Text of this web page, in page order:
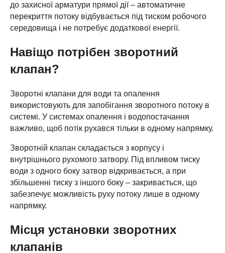
до захисної арматури прямої дії – автоматичне
перекриття потоку відбувається під тиском робочого
середовища і не потребує додаткової енергії.
Навіщо потрібен зворотний
клапан?
Зворотні клапани для води та опалення
використовують для запобігання зворотного потоку в
системі. У системах опалення і водопостачання
важливо, щоб потік рухався тільки в одному напрямку.
Зворотній клапан складається з корпусу і
внутрішнього рухомого затвору. Під впливом тиску
води з одного боку затвор відкривається, а при
збільшенні тиску з іншого боку – закривається, що
забезпечує можливість руху потоку лише в одному
напрямку.
Місця установки зворотних
клапанів